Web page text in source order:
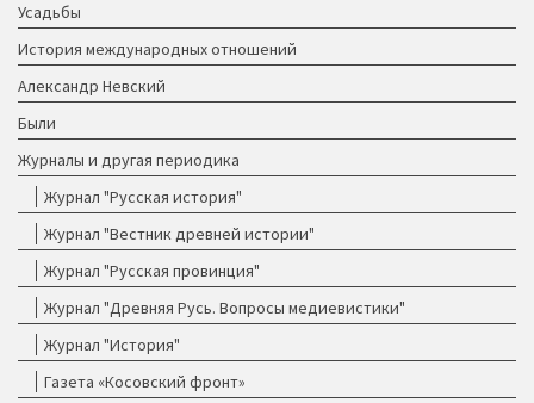
Усадьбы
История международных отношений
Александр Невский
Были
Журналы и другая периодика
Журнал "Русская история"
Журнал "Вестник древней истории"
Журнал "Русская провинция"
Журнал "Древняя Русь. Вопросы медиевистики"
Журнал "История"
Газета «Косовский фронт»